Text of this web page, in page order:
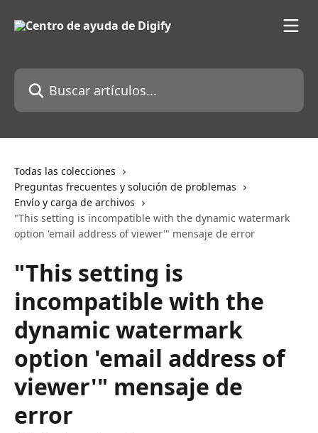
Buscar artículos...
Todas las colecciones
Preguntas frecuentes y solución de problemas
Envío y carga de archivos
"This setting is incompatible with the dynamic watermark
option 'email address of viewer'" mensaje de error
"This setting is
incompatible with the
dynamic watermark
option 'email address of
viewer'" mensaje de
error